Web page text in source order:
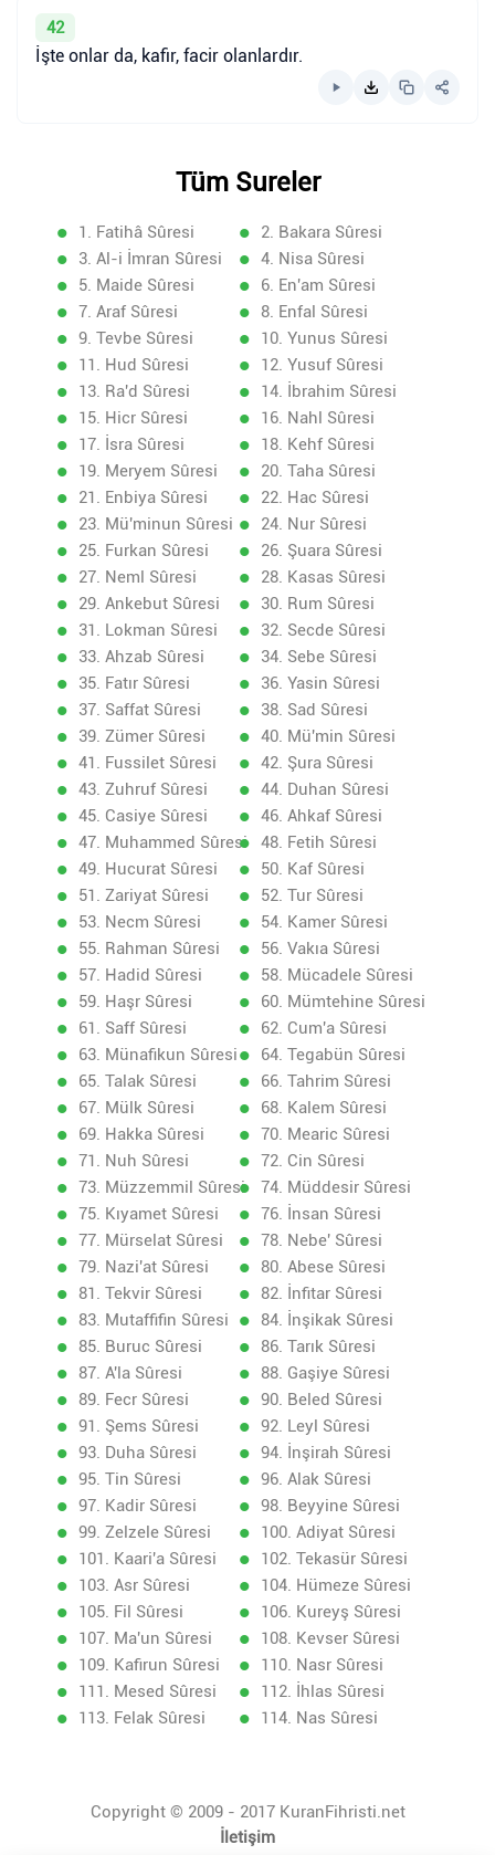
42
İşte onlar da, kafir, facir olanlardır.
Tüm Sureler
1. Fatihâ Sûresi
2. Bakara Sûresi
3. Al-i İmran Sûresi
4. Nisa Sûresi
5. Maide Sûresi
6. En'am Sûresi
7. Araf Sûresi
8. Enfal Sûresi
9. Tevbe Sûresi
10. Yunus Sûresi
11. Hud Sûresi
12. Yusuf Sûresi
13. Ra'd Sûresi
14. İbrahim Sûresi
15. Hicr Sûresi
16. Nahl Sûresi
17. İsra Sûresi
18. Kehf Sûresi
19. Meryem Sûresi
20. Taha Sûresi
21. Enbiya Sûresi
22. Hac Sûresi
23. Mü'minun Sûresi
24. Nur Sûresi
25. Furkan Sûresi
26. Şuara Sûresi
27. Neml Sûresi
28. Kasas Sûresi
29. Ankebut Sûresi
30. Rum Sûresi
31. Lokman Sûresi
32. Secde Sûresi
33. Ahzab Sûresi
34. Sebe Sûresi
35. Fatır Sûresi
36. Yasin Sûresi
37. Saffat Sûresi
38. Sad Sûresi
39. Zümer Sûresi
40. Mü'min Sûresi
41. Fussilet Sûresi
42. Şura Sûresi
43. Zuhruf Sûresi
44. Duhan Sûresi
45. Casiye Sûresi
46. Ahkaf Sûresi
47. Muhammed Sûresi
48. Fetih Sûresi
49. Hucurat Sûresi
50. Kaf Sûresi
51. Zariyat Sûresi
52. Tur Sûresi
53. Necm Sûresi
54. Kamer Sûresi
55. Rahman Sûresi
56. Vakıa Sûresi
57. Hadid Sûresi
58. Mücadele Sûresi
59. Haşr Sûresi
60. Mümtehine Sûresi
61. Saff Sûresi
62. Cum'a Sûresi
63. Münafikun Sûresi
64. Tegabün Sûresi
65. Talak Sûresi
66. Tahrim Sûresi
67. Mülk Sûresi
68. Kalem Sûresi
69. Hakka Sûresi
70. Mearic Sûresi
71. Nuh Sûresi
72. Cin Sûresi
73. Müzzemmil Sûresi
74. Müddesir Sûresi
75. Kıyamet Sûresi
76. İnsan Sûresi
77. Mürselat Sûresi
78. Nebe' Sûresi
79. Nazi'at Sûresi
80. Abese Sûresi
81. Tekvir Sûresi
82. İnfitar Sûresi
83. Mutaffifin Sûresi
84. İnşikak Sûresi
85. Buruc Sûresi
86. Tarık Sûresi
87. A'la Sûresi
88. Gaşiye Sûresi
89. Fecr Sûresi
90. Beled Sûresi
91. Şems Sûresi
92. Leyl Sûresi
93. Duha Sûresi
94. İnşirah Sûresi
95. Tin Sûresi
96. Alak Sûresi
97. Kadir Sûresi
98. Beyyine Sûresi
99. Zelzele Sûresi
100. Adiyat Sûresi
101. Kaari'a Sûresi
102. Tekasür Sûresi
103. Asr Sûresi
104. Hümeze Sûresi
105. Fil Sûresi
106. Kureyş Sûresi
107. Ma'un Sûresi
108. Kevser Sûresi
109. Kafirun Sûresi
110. Nasr Sûresi
111. Mesed Sûresi
112. İhlas Sûresi
113. Felak Sûresi
114. Nas Sûresi
Copyright © 2009 - 2017 KuranFihristi.net
İletişim